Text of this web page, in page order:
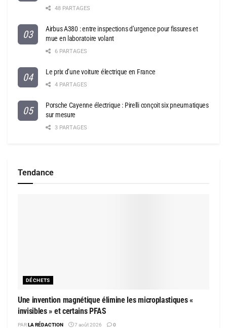
48 PARTAGES
Airbus A380 : entre inspections d’urgence pour fissures et
mue en laboratoire volant
6 PARTAGES
Le prix d’une voiture électrique en France
4 PARTAGES
Porsche Cayenne électrique : Pirelli conçoit six pneumatiques
sur mesure
3 PARTAGES
Tendance
DÉCHETS
Une invention magnétique élimine les microplastiques «
invisibles » et certains PFAS
PARLA RÉDACTION 7 août 2026 0